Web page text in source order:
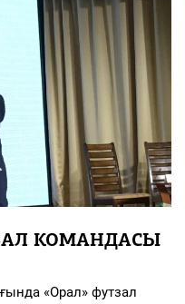
КОМАНДАСЫ
«Орал» футзал